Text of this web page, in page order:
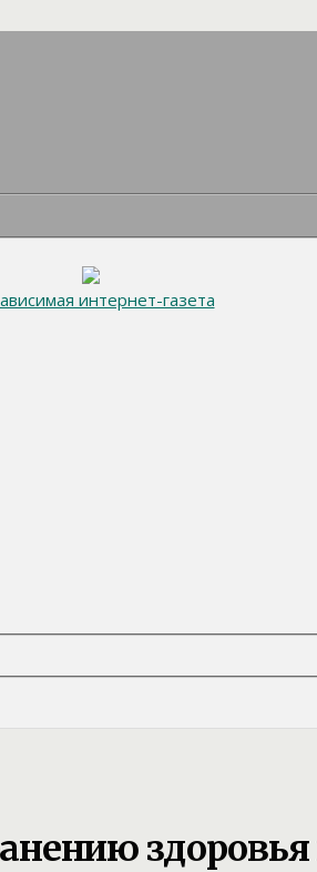
интернет-газета